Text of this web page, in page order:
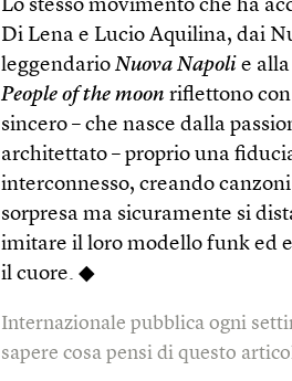
Lo stesso movimento che ha
Di Lena e Lucio Aquilina, dai
leggendarioNuova Napoli e
People of the moon riflettono
sincero – che nasce dalla
architettato – proprio una
interconnesso, creando
sorpresa ma sicuramente si
imitare il loro modello funk ed
il cuore. ◆
Internazionale pubblica ogni
sapere cosa pensi di questo